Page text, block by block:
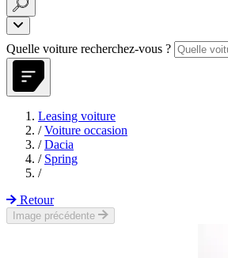
Quelle voiture recherchez-vous ?
Leasing voiture
/ Voiture occasion
/ Dacia
/ Spring
/
Retour
Image précédente